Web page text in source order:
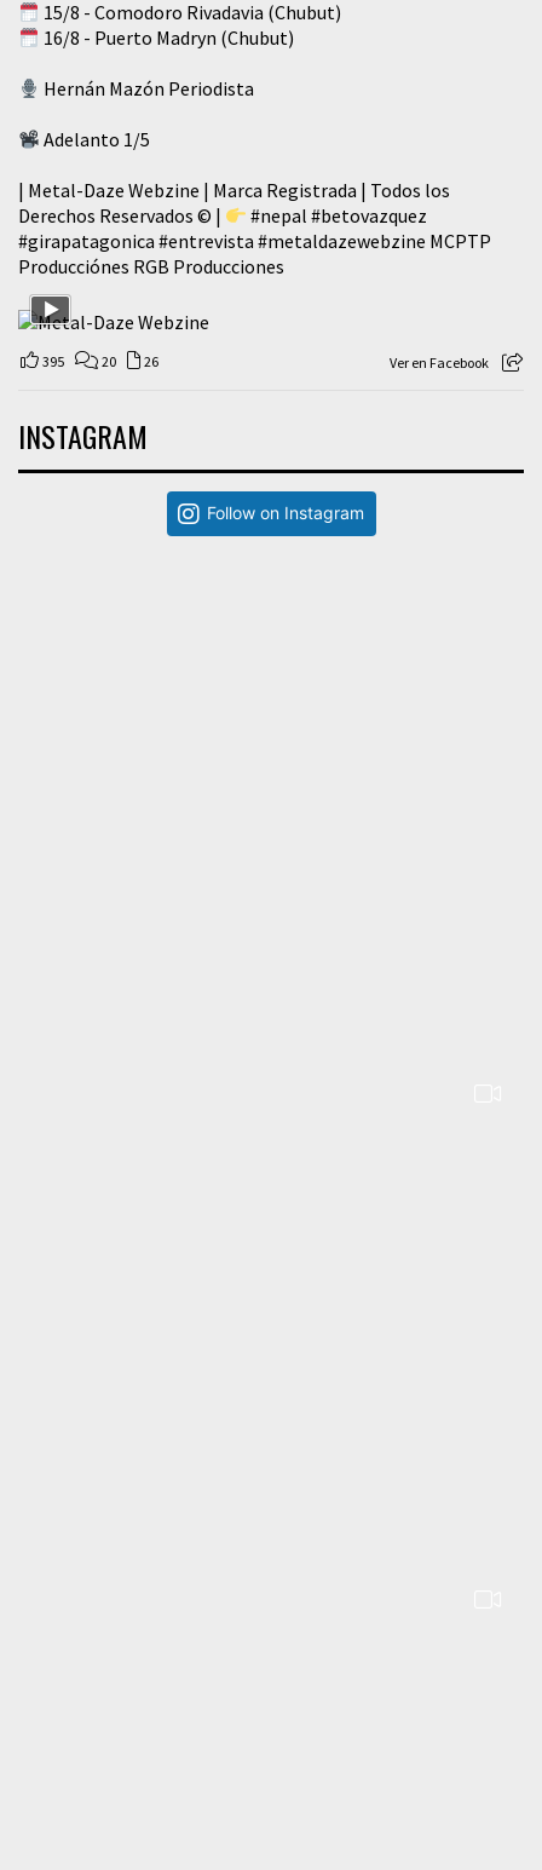
15/8 - Comodoro Rivadavia (Chubut)
16/8 - Puerto Madryn (Chubut)
Hernán Mazón Periodista
Adelanto 1/5
| Metal-Daze Webzine | Marca Registrada | Todos los
Derechos Reservados © |
#nepal #betovazquez
#girapatagonica #entrevista #metaldazewebzine MCPTP
Producciónes RGB Producciones
395 20 26 Ver en Facebook
INSTAGRAM
Follow on Instagram